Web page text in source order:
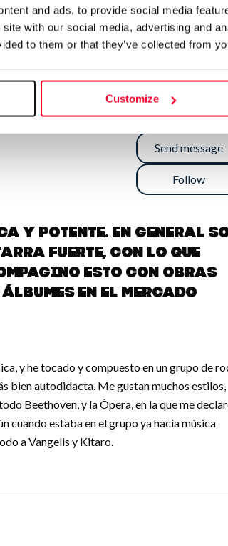
and ads, to provide social media
with our social media, advertising and
to them or that they’ve collected from
Customize
Send message
Follow
y potente. En general
fuerte, con lo que
esto con obras
en el mercado
y he tocado y compuesto en un grupo de
bien autodidacta. Me gustan muchos estilos,
Beethoven, y la Ópera, en la que me
cuando estaba en el grupo ya hacía música
a Vangelis y Kitaro.